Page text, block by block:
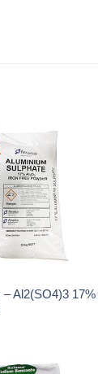
– Al2(SO4)3 17%